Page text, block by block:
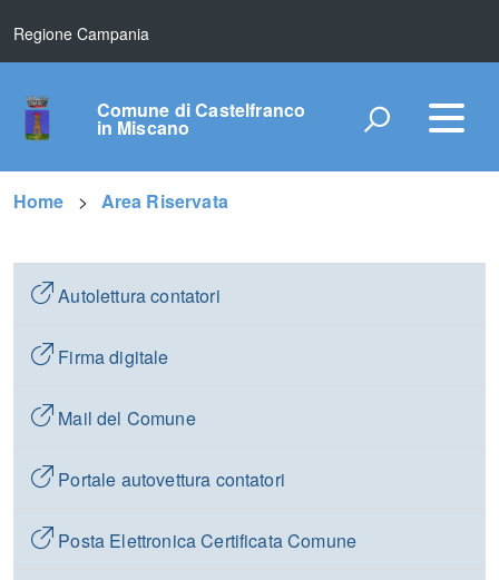
Regione Campania
Comune di Castelfranco
in Miscano
Home Area Riservata
Autolettura contatori
Firma digitale
Mail del Comune
Portale autovettura contatori
Posta Elettronica Certificata Comune